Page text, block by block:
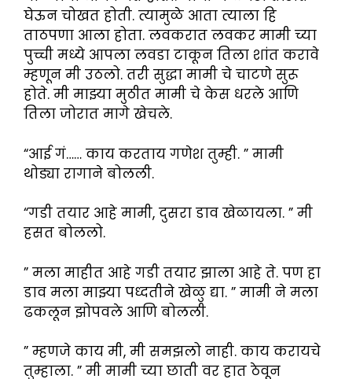
घेऊन चोखत होती. त्यामुळे आता त्याला हि
ताठपणा आला होता. लवकरात लवकर मामी च्या
पुच्ची मध्ये आपला लवडा टाकून तिला शांत करावे
म्हणून मी उठलो. तरी सुद्धा मामी चे चाटणे सुरू
होते. मी माझ्या मुठीत मामी चे केस धरले आणि
तिला जोरात मागे खेचले.
“आई गं…… काय करताय गणेश तुम्ही. ” मामी
थोड्या रागाने बोलली.
“गडी तयार आहे मामी, दुसरा डाव खेळायला. ” मी
हसत बोललो.
” मला माहीत आहे गडी तयार झाला आहे ते. पण हा
डाव मला माझ्या पध्दतीने खेळु द्या. ” मामी ने मला
ढकलून झोपवले आणि बोलली.
” म्हणजे काय मी, मी समझलो नाही. काय करायचे
तुम्हाला. ” मी मामी च्या छाती वर हात ठेवून